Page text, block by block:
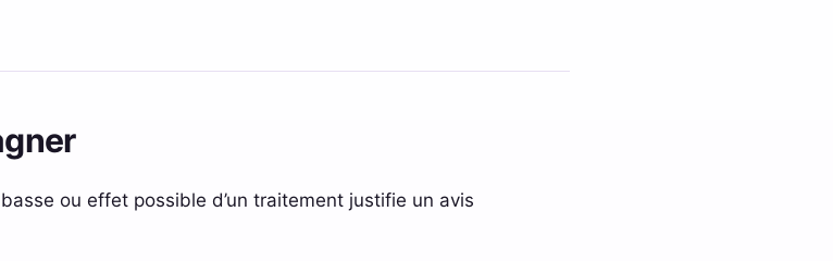
ou effet possible d’un traitement justifie un avis